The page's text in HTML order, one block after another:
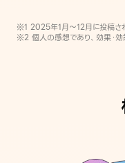
※1 2025年1月〜12月に投稿さ
※2 個人の感想であり、効果・